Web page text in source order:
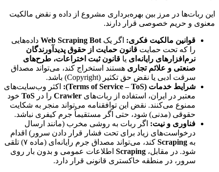
این ربات‌ها در مرز بین بهره‌برداری مشروع از داده و نقض مالکیت
معنوی و حریم خصوصی قرار دارند.
قوانین مالکیت فکری: اگر یک Web Scraping Bot داده‌هایی
را که تحت حمایت قانون حمایت از حقوق پدیدآورندگان
نرم‌افزارهای رایانه‌ای یا قانون ثبت اختراعات، طرح‌های
صنعتی و علائم تجاری هستند استخراج کند، می‌تواند مصداق
سرقت ادبی یا نقض حق تکثیر (Copyright) باشد.
شرایط خدمات (Terms of Service – ToS):
اکثر وب‌سایت‌های
معتبر در ایران، استفاده از ربات‌های Crawler را در ToS خود
ممنوع می‌کنند. نقض این توافقنامه می‌تواند منجر به شکایت
حقوقی (مدنی) شود، حتی اگر مستقیماً جرم کیفری نباشد.
فناوری و نیت: اگر ربات به روشی مخرب (مانند ارسال
درخواست‌های زیاد برای تحت فشار قرار دادن سرور) اقدام
به Scraping
کند، می‌تواند مصداق جرم رایانه‌ای (ماده ۷) تلقی
شود. در مقابل، Scraping اطلاعات عمومی و بدون بار روی
سرور، در منطقه خاکستری قانونی قرار دارد.